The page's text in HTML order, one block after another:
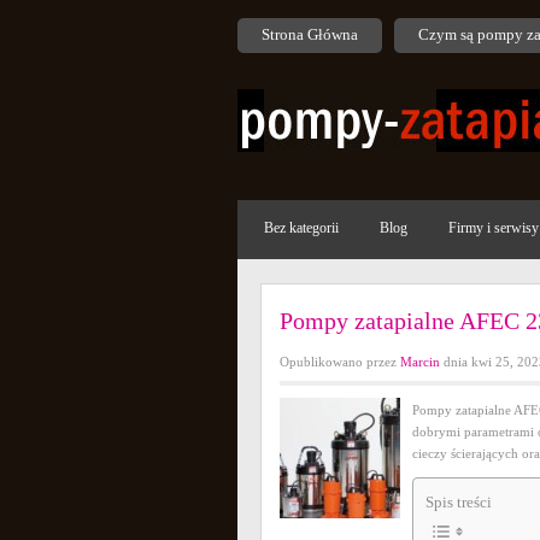
Strona Główna Czym są pompy
Bez kategorii Blog Firmy i
Pompy zatapialne AFEC
Opublikowano przez Marcin dnia kwi 25,
Pompy zatapialne
dobrymi parametrami
cieczy ścierających
Spis treści